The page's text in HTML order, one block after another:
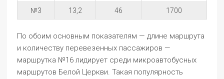
№3 13,2 46 1700
По обоим основным показателям — длине маршрута
и количеству перевезенных пассажиров —
маршрутка №16 лидирует среди микроавтобусных
маршрутов Белой Церкви. Такая популярность